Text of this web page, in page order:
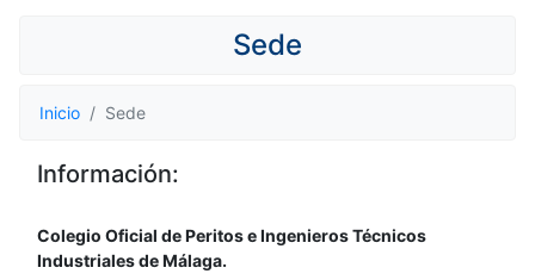
Sede
Inicio Sede
Información:
Colegio Oficial de Peritos e Ingenieros Técnicos
Industriales de Málaga.